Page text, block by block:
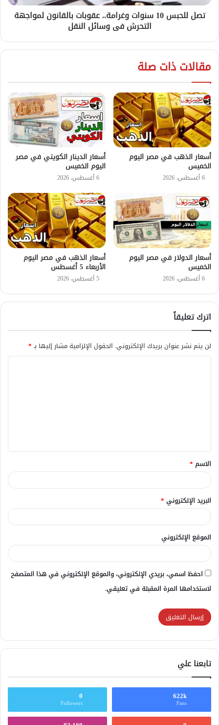
تصل للحبس 10 سنوات وغرامة.. عقوبات بالقانون لمواجهة
التحرش فى وسائل النقل
مقالات ذات صلة
أسعار الذهب في مصر اليوم
الخميس
6 أغسطس، 2026
أسعار الدينار الكويتي في مصر
اليوم الخميس
6 أغسطس، 2026
أسعار الدولار في مصر اليوم
الخميس
6 أغسطس، 2026
أسعار الذهب في مصر اليوم
الأربعاء 5 أغسطس
5 أغسطس، 2026
اترك تعليقاً
لن يتم نشر عنوان بريدك الإلكتروني. الحقول الإلزامية مشار إليها بـ*
ق
*
الاسم *
البريد الإلكتروني *
الموقع الإلكتروني
احفظ اسمي، بريدي الإلكتروني، والموقع الإلكتروني في هذا المتصفح
لاستخدامها المرة المقبلة في تعليقي.
تابعنا علي
622k
Fans
0
Followers